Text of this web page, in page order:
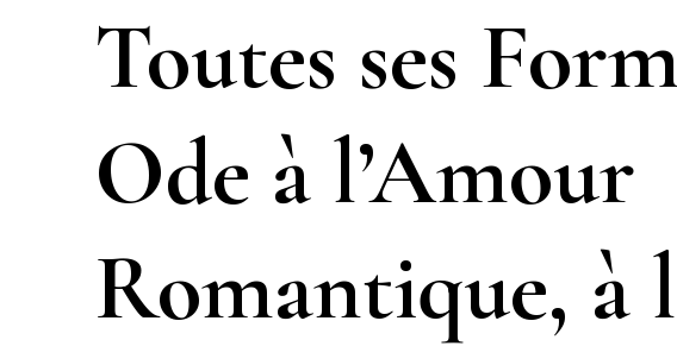
Toutes ses
Ode à l’Amour
Romantique, à